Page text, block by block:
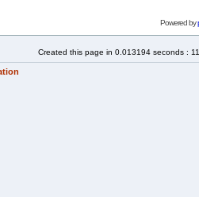
Powered by
Created this page in 0.013194 seconds :